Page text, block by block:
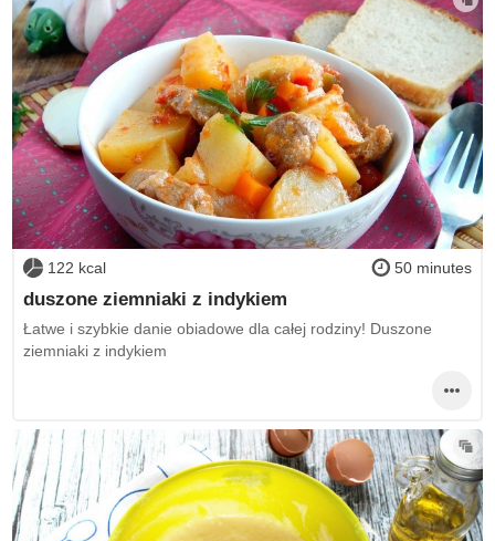
122 kcal 50 minutes
duszone ziemniaki z indykiem
Łatwe i szybkie danie obiadowe dla całej rodziny! Duszone
ziemniaki z indykiem